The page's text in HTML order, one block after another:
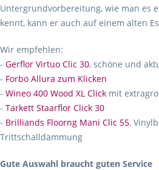
Untergrundvorbereitung, wie man es
kennt, kann er auch auf einem alten
Wir empfehlen:
- Gerflor Virtuo Clic 30, schöne und
- Forbo Allura zum Klicken
- Wineo 400 Wood XL Click mit
- Tarkett Staarflor Click 30
- Brilliands Floorng Mani Clic 55,
Trittschalldämmung
Gute Auswahl braucht guten Service